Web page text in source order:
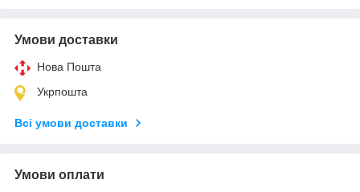
Умови доставки
Нова Пошта
Укрпошта
Всі умови доставки
Умови оплати